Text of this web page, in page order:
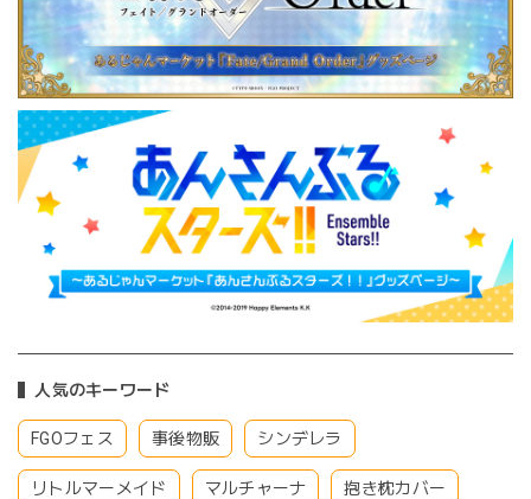
人気のキーワード
FGOフェス 事後物販 シンデレラ
リトルマーメイド マルチャーナ 抱き枕カバー